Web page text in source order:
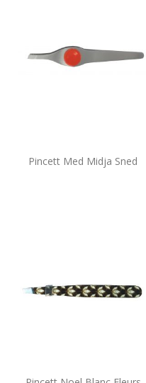
Pincett Med Midja Sned